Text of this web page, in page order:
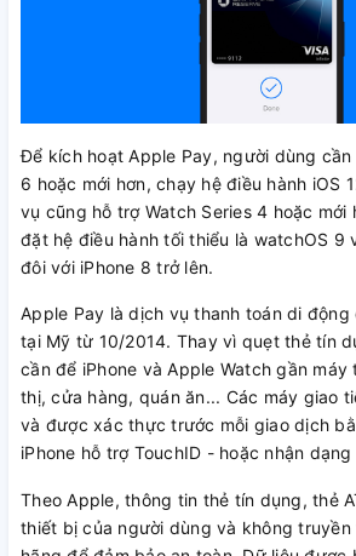
Để kích hoạt Apple Pay, người dùng
6 hoặc mới hơn, chạy hệ điều hành iOS
vụ cũng hỗ trợ Watch Series 4 hoặc mới
đặt hệ điều hành tối thiểu là watchOS 9
đôi với iPhone 8 trở lên.
Apple Pay là dịch vụ thanh toán di
tại Mỹ từ 10/2014. Thay vì quẹt thẻ tín
cần để iPhone và Apple Watch gần máy
thị, cửa hàng, quán ăn... Các máy giao
và được xác thực trước mỗi giao dịch
iPhone hỗ trợ TouchID - hoặc nhận
Theo Apple, thông tin thẻ tín dụng, thẻ
thiết bị của người dùng và không truyền